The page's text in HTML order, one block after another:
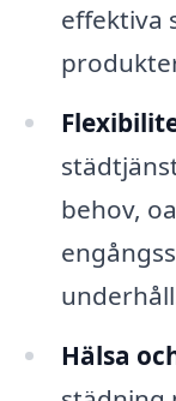
effektiva
behov,
Hälsa